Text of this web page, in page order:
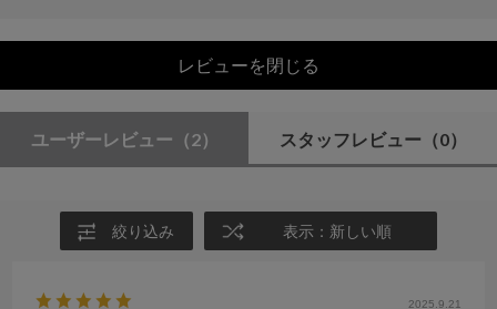
レビューを閉じる
ユーザーレビュー （2） スタッフレビュー （0）
絞り込み 表示：新しい順
2025.9.21